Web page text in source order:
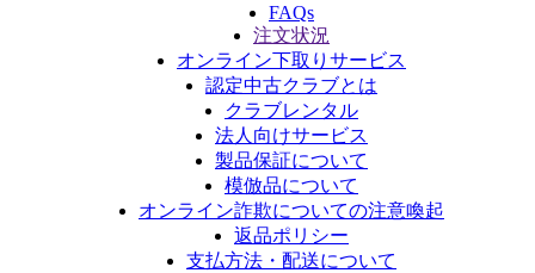
FAQs
注文状況
オンライン下取りサービス
認定中古クラブとは
クラブレンタル
法人向けサービス
製品保証について
模倣品について
オンライン詐欺についての注意喚起
返品ポリシー
支払方法・配送について